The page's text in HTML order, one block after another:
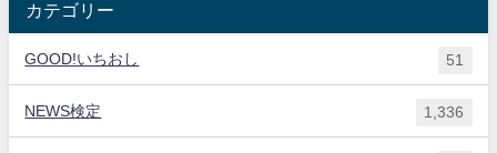
カテゴリー
GOOD!いちおし 51
NEWS検定 1,336